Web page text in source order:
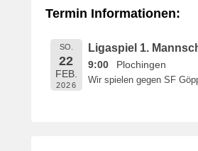
Termin Informationen:
SO.
22
FEB.
2026
Ligaspiel 1.
9:00 Plochingen
Wir spielen gegen SF